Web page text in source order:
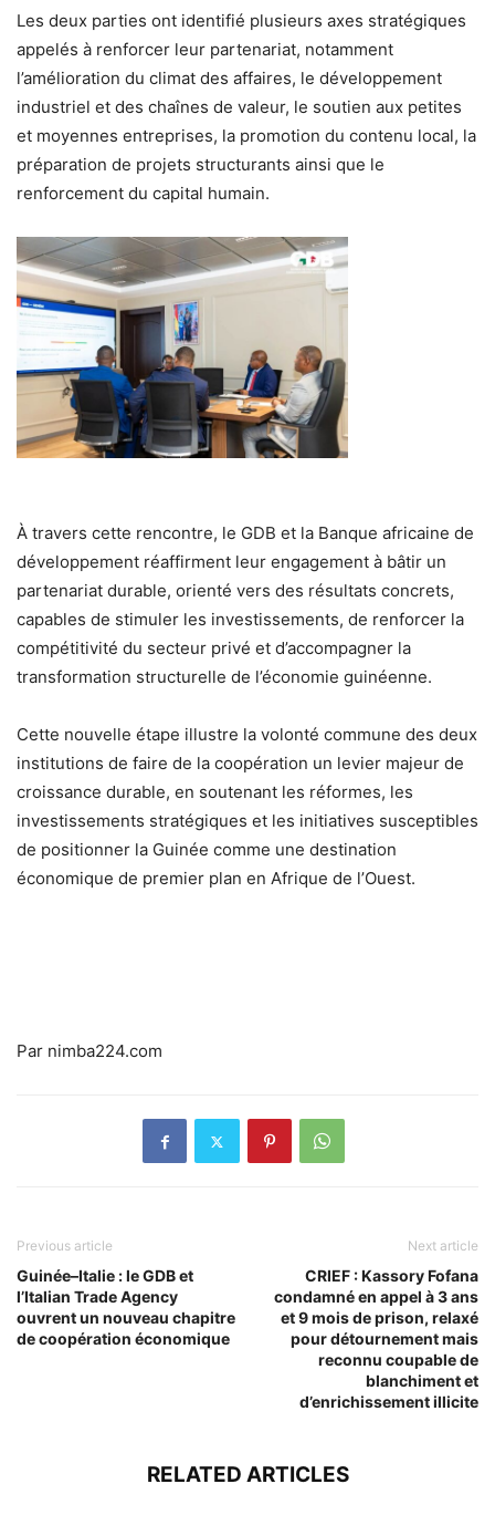
Les deux parties ont identifié plusieurs axes stratégiques
appelés à renforcer leur partenariat, notamment
l’amélioration du climat des affaires, le développement
industriel et des chaînes de valeur, le soutien aux petites
et moyennes entreprises, la promotion du contenu local, la
préparation de projets structurants ainsi que le
renforcement du capital humain.
À travers cette rencontre, le GDB et la Banque africaine de
développement réaffirment leur engagement à bâtir un
partenariat durable, orienté vers des résultats concrets,
capables de stimuler les investissements, de renforcer la
compétitivité du secteur privé et d’accompagner la
transformation structurelle de l’économie guinéenne.
Cette nouvelle étape illustre la volonté commune des deux
institutions de faire de la coopération un levier majeur de
croissance durable, en soutenant les réformes, les
investissements stratégiques et les initiatives susceptibles
de positionner la Guinée comme une destination
économique de premier plan en Afrique de l’Ouest.
Par nimba224.com
Previous article
Guinée–Italie : le GDB et
l’Italian Trade Agency
ouvrent un nouveau chapitre
de coopération économique
Next article
CRIEF : Kassory Fofana
condamné en appel à 3 ans
et 9 mois de prison, relaxé
pour détournement mais
reconnu coupable de
blanchiment et
d’enrichissement illicite
RELATED ARTICLES